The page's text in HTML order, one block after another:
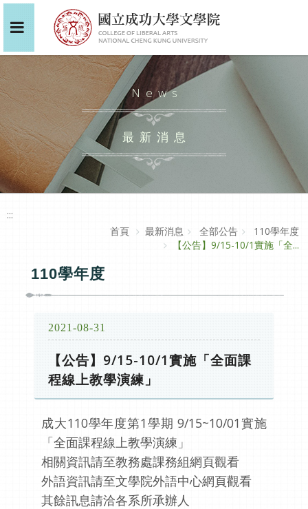
News
最新消息
:::
首頁
最新消息 全部公告
110學年度
【公告】9/15-10/1實施「全...
110學年度
2021-08-31
【公告】9/15-10/1實施「全面課
程線上教學演練」
成大110學年度第1學期 9/15~10/01實施
「全面課程線上教學演練」
相關資訊請至教務處課務組網頁觀看
外語資訊請至文學院外語中心網頁觀看
其餘訊息請洽各系所承辦人